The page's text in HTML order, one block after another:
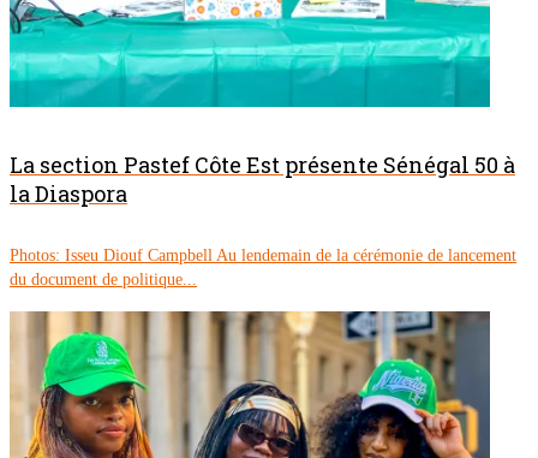
La section Pastef Côte Est présente Sénégal 50 à
la Diaspora
Photos: Isseu Diouf Campbell Au lendemain de la cérémonie de lancement
du document de politique...